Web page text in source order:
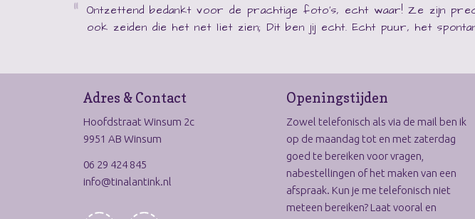
Ontzettend bedankt voor de prachtige foto's, echt waar! Ze zijn
ook zeiden die het net liet zien; Dit ben jij echt. Echt puur, het
Adres & Contact
Hoofdstraat Winsum 2c
9951 AB Winsum
06 29 424 845
info@tinalantink.nl
Openingstijden
Zowel telefonisch als via de mail ben ik
op de maandag tot en met zaterdag
goed te bereiken voor vragen,
nabestellingen of het maken van een
afspraak. Kun je me telefonisch niet
meteen bereiken? Laat vooral en